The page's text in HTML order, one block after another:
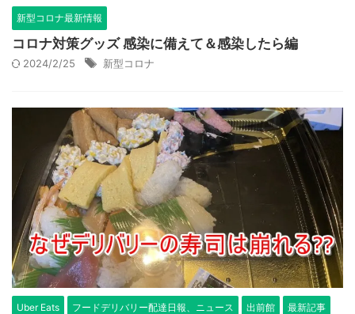
新型コロナ最新情報
コロナ対策グッズ 感染に備えて＆感染したら編
2024/2/25 新型コロナ
Uber Eats フードデリバリー配達日報、ニュース 出前館 最新記事